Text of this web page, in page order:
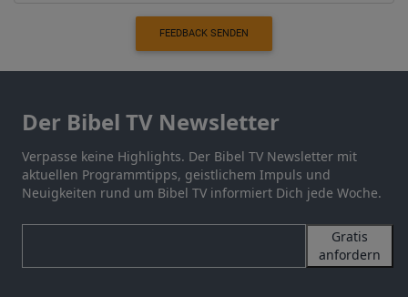
FEEDBACK SENDEN
Der Bibel TV Newsletter
Verpasse keine Highlights. Der Bibel TV Newsletter mit
aktuellen Programmtipps, geistlichem Impuls und
Neuigkeiten rund um Bibel TV informiert Dich jede Woche.
Gratis
anfordern